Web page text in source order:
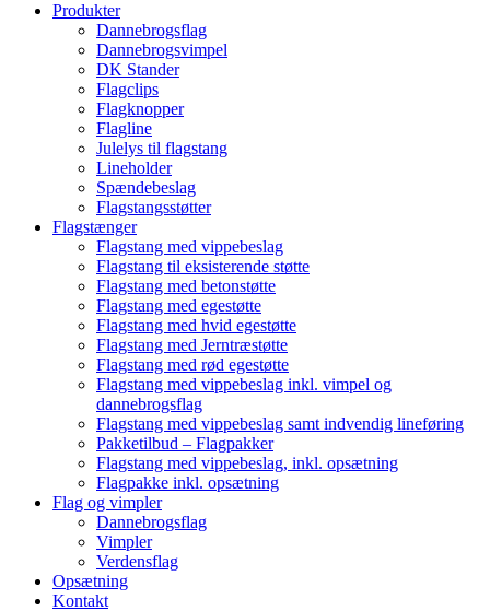
Produkter
Dannebrogsflag
Dannebrogsvimpel
DK Stander
Flagclips
Flagknopper
Flagline
Julelys til flagstang
Lineholder
Spændebeslag
Flagstangsstøtter
Flagstænger
Flagstang med vippebeslag
Flagstang til eksisterende støtte
Flagstang med betonstøtte
Flagstang med egestøtte
Flagstang med hvid egestøtte
Flagstang med Jerntræstøtte
Flagstang med rød egestøtte
Flagstang med vippebeslag inkl. vimpel og
dannebrogsflag
Flagstang med vippebeslag samt indvendig lineføring
Pakketilbud – Flagpakker
Flagstang med vippebeslag, inkl. opsætning
Flagpakke inkl. opsætning
Flag og vimpler
Dannebrogsflag
Vimpler
Verdensflag
Opsætning
Kontakt